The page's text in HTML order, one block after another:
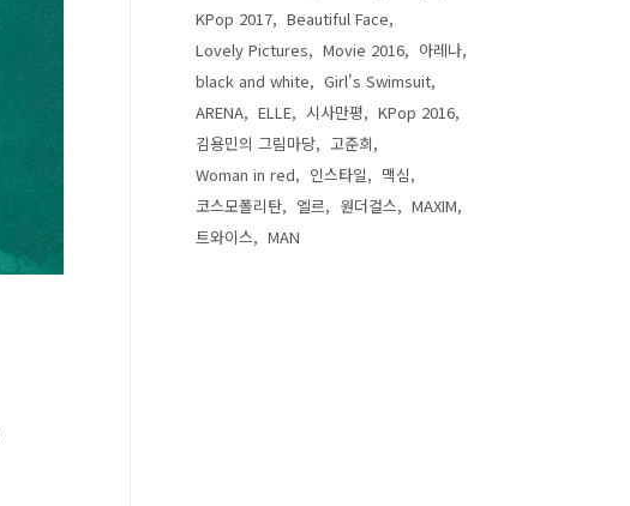
KPop 2017
Beautiful Face
Lovely Pictures
Movie 2016
아레나
black and white
Girl's Swimsuit
ARENA
ELLE 시사만평
KPop 2016
김용민의 그림마당
고준희
Woman in red
인스타일
맥심
코스모폴리탄
엘르 원더걸스
MAXIM
트와이스
MAN